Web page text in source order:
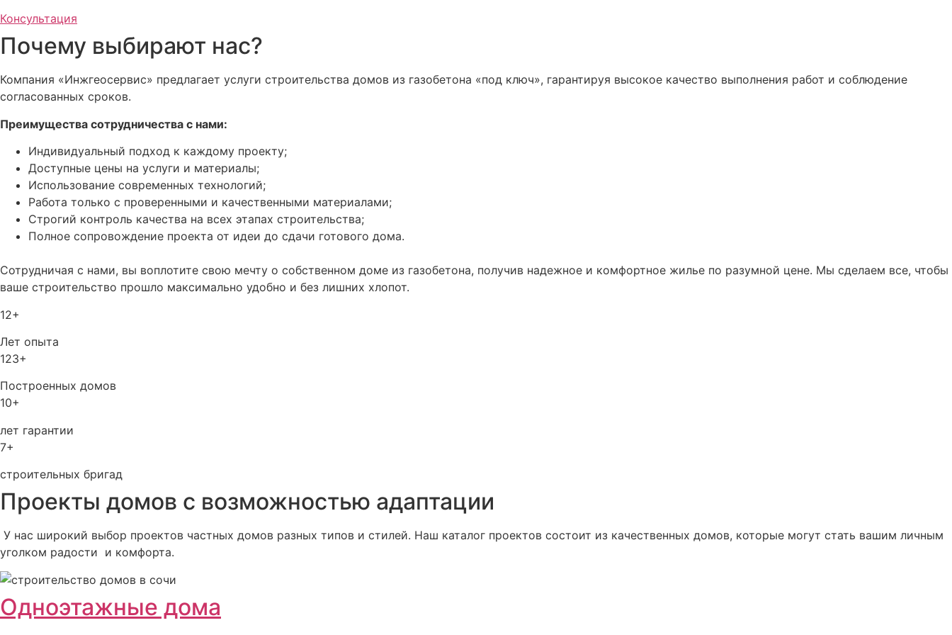
Консультация
Почему выбирают нас?
Компания «Инжгеосервис» предлагает услуги строительства домов из газобетона «под ключ», гарантируя высокое качество выполнения работ и соблюдение
согласованных сроков.
Преимущества сотрудничества с нами:
Индивидуальный подход к каждому проекту;
Доступные цены на услуги и материалы;
Использование современных технологий;
Работа только с проверенными и качественными материалами;
Строгий контроль качества на всех этапах строительства;
Полное сопровождение проекта от идеи до сдачи готового дома.
Сотрудничая с нами, вы воплотите свою мечту о собственном доме из газобетона, получив надежное и комфортное жилье по разумной цене. Мы сделаем все, чтобы
ваше строительство прошло максимально удобно и без лишних хлопот.
12+
Лет опыта
123+
Построенных домов
10+
лет гарантии
7+
строительных бригад
Проекты домов с возможностью адаптации
У нас широкий выбор проектов частных домов разных типов и стилей. Наш каталог проектов состоит из качественных домов, которые могут стать вашим личным
уголком радости и комфорта.
Одноэтажные дома